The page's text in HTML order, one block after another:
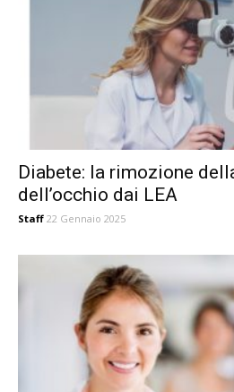
Diabete: la rimozione
dell’occhio dai LEA
Staff 22 Gennaio 2025